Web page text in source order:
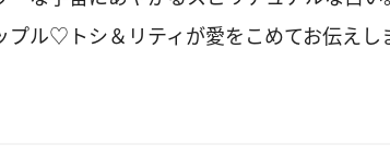
ル♡トシ＆リティが愛をこめてお伝えし